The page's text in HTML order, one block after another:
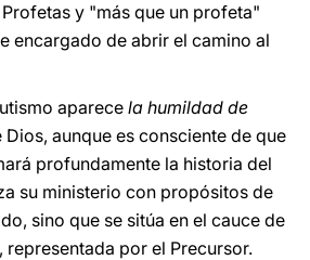
y "más que un profeta"
encargado de abrir el camino al
aparece la humildad de
Dios, aunque es consciente de que
profundamente la historia del
su ministerio con propósitos de
sino que se sitúa en el cauce de
por el Precursor.